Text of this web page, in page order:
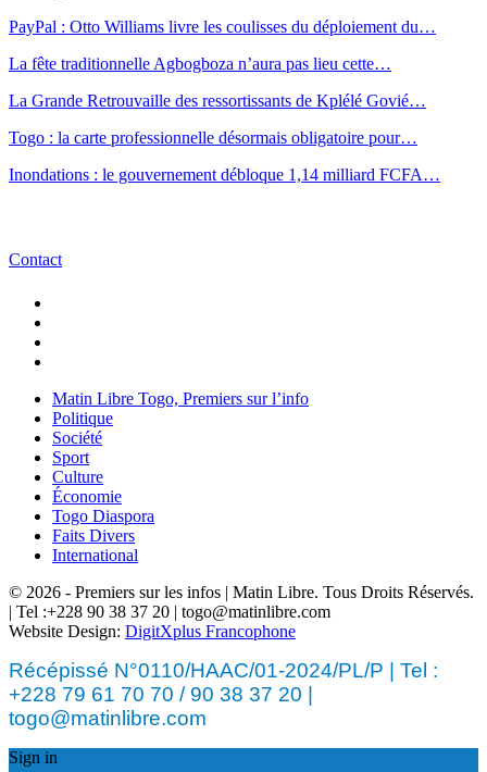
PayPal : Otto Williams livre les coulisses du déploiement du…
La fête traditionnelle Agbogboza n’aura pas lieu cette…
La Grande Retrouvaille des ressortissants de Kplélé Govié…
Togo : la carte professionnelle désormais obligatoire pour…
Inondations : le gouvernement débloque 1,14 milliard FCFA…
Contact
Matin Libre Togo, Premiers sur l’info
Politique
Société
Sport
Culture
Économie
Togo Diaspora
Faits Divers
International
© 2026 - Premiers sur les infos | Matin Libre. Tous Droits Réservés.
| Tel :+228 90 38 37 20 | togo@matinlibre.com
Website Design: DigitXplus Francophone
Récépissé N°0110/HAAC/01-2024/PL/P | Tel :
+228 79 61 70 70 / 90 38 37 20 |
togo@matinlibre.com
Sign in